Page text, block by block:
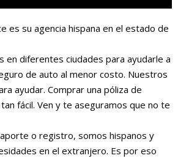
es su agencia hispana en el estado de
en diferentes ciudades para ayudarle a
de auto al menor costo. Nuestros
ayudar. Comprar una póliza de
fácil. Ven y te aseguramos que no te
o registro, somos hispanos y
en el extranjero. Es por eso